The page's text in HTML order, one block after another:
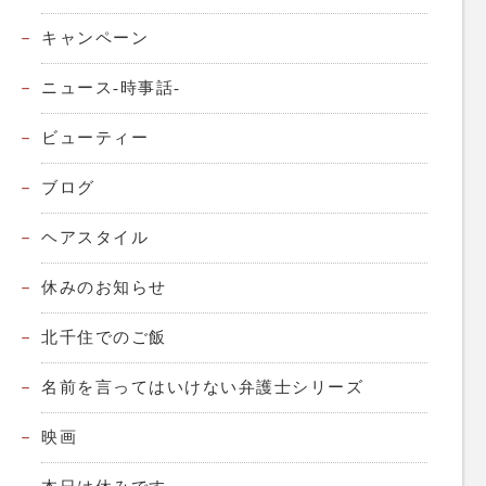
キャンペーン
ニュース-時事話-
ビューティー
ブログ
ヘアスタイル
休みのお知らせ
北千住でのご飯
名前を言ってはいけない弁護士シリーズ
映画